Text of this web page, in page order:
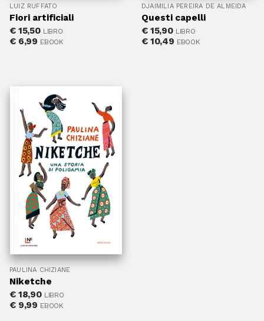
LUIZ RUFFATO
Fiori artificiali
€15,50 LIBRO
€6,99 EBOOK
DJAIMILIA PEREIRA DE ALMEIDA
Questi capelli
€15,90 LIBRO
€10,49 EBOOK
PAULINA CHIZIANE
Niketche
€18,90 LIBRO
€9,99 EBOOK